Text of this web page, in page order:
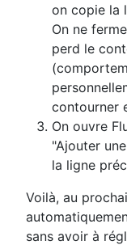
on copie la
On ne
perd le
contourner
On ouvre
"Ajouter
la ligne
Voilà, au
sans avoir à